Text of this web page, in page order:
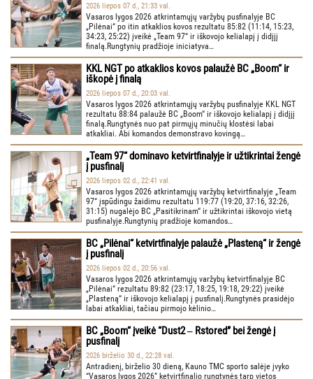
2026 liepos 07 d., 21:33 val.
Vasaros lygos 2026 atkrintamųjų varžybų pusfinalyje BC
„Pilėnai“ po itin atkaklios kovos rezultatu 85:82 (11:14, 15:23,
34:23, 25:22) įveikė „Team 97“ ir iškovojo kelialapį į didįjį
finalą.Rungtynių pradžioje iniciatyva…
KKL NGT po atkaklios kovos palaužė BC „Boom“ ir
iškopė į finalą
2026 liepos 07 d., 20:03 val.
Vasaros lygos 2026 atkrintamųjų varžybų pusfinalyje KKL NGT
rezultatu 88:84 palaužė BC „Boom“ ir iškovojo kelialapį į didįjį
finalą.Rungtynės nuo pat pirmųjų minučių klostėsi labai
atkakliai. Abi komandos demonstravo kovingą…
„Team 97“ dominavo ketvirtfinalyje ir užtikrintai žengė
į pusfinalį
2026 liepos 02 d., 22:41 val.
Vasaros lygos 2026 atkrintamųjų varžybų ketvirtfinalyje „Team
97“ įspūdingu žaidimu rezultatu 119:77 (19:20, 37:16, 32:26,
31:15) nugalėjo BC „Pasitikrinam“ ir užtikrintai iškovojo vietą
pusfinalyje.Rungtynių pradžioje komandos…
BC „Pilėnai“ ketvirtfinalyje palaužė „Plasteną“ ir žengė
į pusfinalį
2026 liepos 02 d., 20:56 val.
Vasaros lygos 2026 atkrintamųjų varžybų ketvirtfinalyje BC
„Pilėnai“ rezultatu 89:82 (23:17, 18:25, 19:18, 29:22) įveikė
„Plasteną“ ir iškovojo kelialapį į pusfinalį.Rungtynės prasidėjo
labai atkakliai, tačiau pirmojo kėlinio…
BC „Boom“ įveikė “Dust2 ‒ Rstored” bei žengė į
pusfinalį
2026 birželio 30 d., 22:28 val.
Antradienį, birželio 30 dieną, Kauno TMC sporto salėje įvyko
“Vasaros lygos 2026” ketvirtfinalio rungtynės tarp vietos